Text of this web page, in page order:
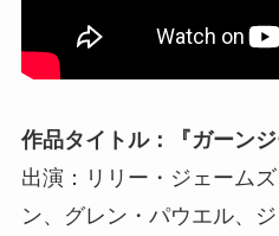
作品タイトル：『ガーンジ
出演：リリー・ジェーム
ン、グレン・パウエル、